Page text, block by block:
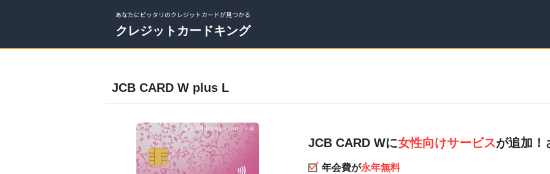
あなたにピッタリのクレジットカードが見つかる
クレジットカードキング
JCB CARD W plus L
JCB CARD Wに女性向けサービスが追加！
年会費が永年無料